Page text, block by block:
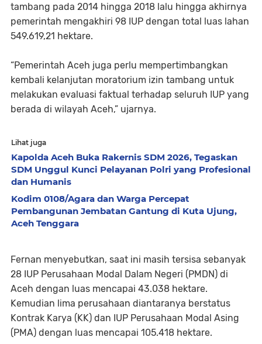
tambang pada 2014 hingga 2018 lalu hingga akhirnya
pemerintah mengakhiri 98 IUP dengan total luas lahan
549.619,21 hektare.
“Pemerintah Aceh juga perlu mempertimbangkan
kembali kelanjutan moratorium izin tambang untuk
melakukan evaluasi faktual terhadap seluruh IUP yang
berada di wilayah Aceh,” ujarnya.
Lihat juga
Kapolda Aceh Buka Rakernis SDM 2026, Tegaskan
SDM Unggul Kunci Pelayanan Polri yang Profesional
dan Humanis
Kodim 0108/Agara dan Warga Percepat
Pembangunan Jembatan Gantung di Kuta Ujung,
Aceh Tenggara
Fernan menyebutkan, saat ini masih tersisa sebanyak
28 IUP Perusahaan Modal Dalam Negeri (PMDN) di
Aceh dengan luas mencapai 43.038 hektare.
Kemudian lima perusahaan diantaranya berstatus
Kontrak Karya (KK) dan IUP Perusahaan Modal Asing
(PMA) dengan luas mencapai 105.418 hektare.